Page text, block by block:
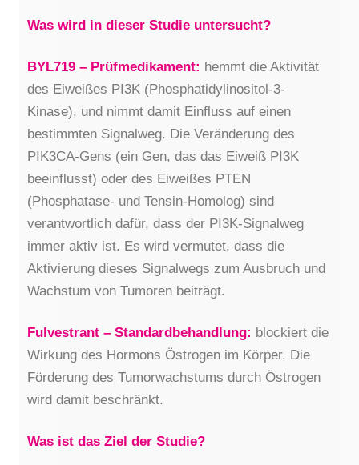
Was wird in dieser Studie untersucht?
BYL719 – Prüfmedikament: hemmt die Aktivität
des Eiweißes PI3K (Phosphatidylinositol-3-
Kinase), und nimmt damit Einfluss auf einen
bestimmten Signalweg. Die Veränderung des
PIK3CA-Gens (ein Gen, das das Eiweiß PI3K
beeinflusst) oder des Eiweißes PTEN
(Phosphatase- und Tensin-Homolog) sind
verantwortlich dafür, dass der PI3K-Signalweg
immer aktiv ist. Es wird vermutet, dass die
Aktivierung dieses Signalwegs zum Ausbruch und
Wachstum von Tumoren beiträgt.
Fulvestrant – Standardbehandlung: blockiert die
Wirkung des Hormons Östrogen im Körper. Die
Förderung des Tumorwachstums durch Östrogen
wird damit beschränkt.
Was ist das Ziel der Studie?